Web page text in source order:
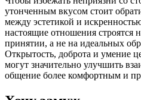
утонченным вкусом стоит
между эстетикой и
настоящие отношения строятся
принятии, а не на идеальных
Открытость, доброта и умение
могут значительно улучшить
общение более комфортным и